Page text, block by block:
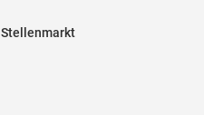
Stellenmarkt